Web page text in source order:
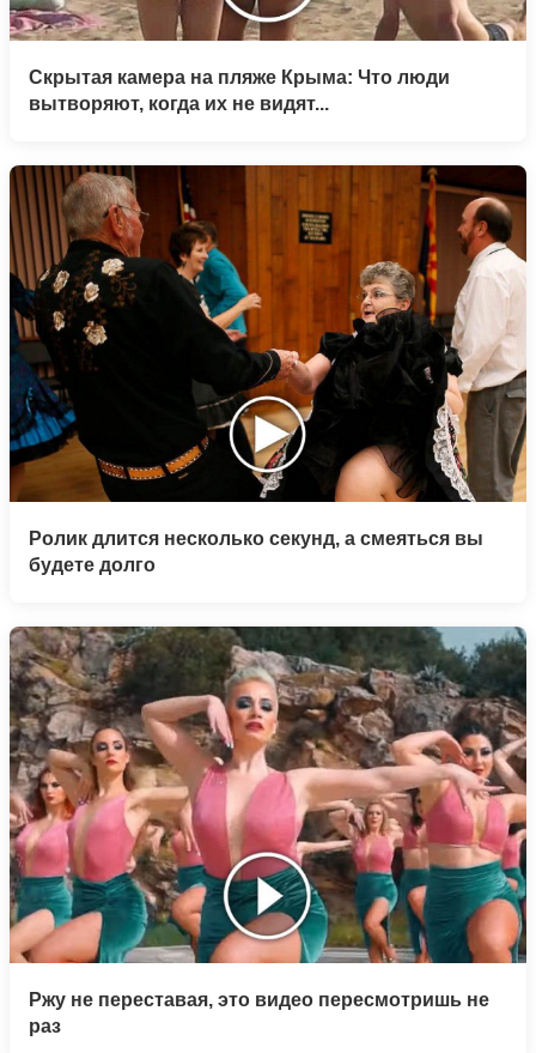
Скрытая камера на пляже Крыма: Что люди
вытворяют, когда их не видят...
Ролик длится несколько секунд, а смеяться вы
будете долго
Ржу не переставая, это видео пересмотришь не
раз